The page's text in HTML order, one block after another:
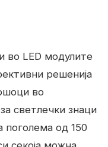
во LED модулите
решенија
во
светлечки знаци
поголема од 150